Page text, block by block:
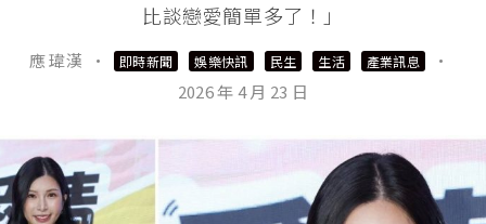
比談戀愛簡單多了！」
應 瑋漢 · 即時新聞 娛樂快訊 民生 生活 產業訊息
·
2026 年 4 月 23 日